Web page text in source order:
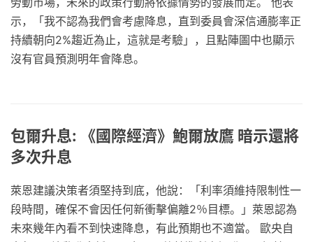
示，「我不認為我們會考慮降息，直到委員會深信通膨率正
持續朝向2%趨近為止，這就是考驗」，且點陣圖中也顯示
沒有官員預測明年會降息。
包爾升息: 《國際經濟》鮑爾放鷹 暗示還將
多次升息
萊恩建議決策者須堅持到底，他說：「利率須維持限制性一
段時間，確保不會因任何新衝擊偏離2％目標。」萊恩認為
未來幾年內看不到快速降息，有此預期也不適當。 歐央自